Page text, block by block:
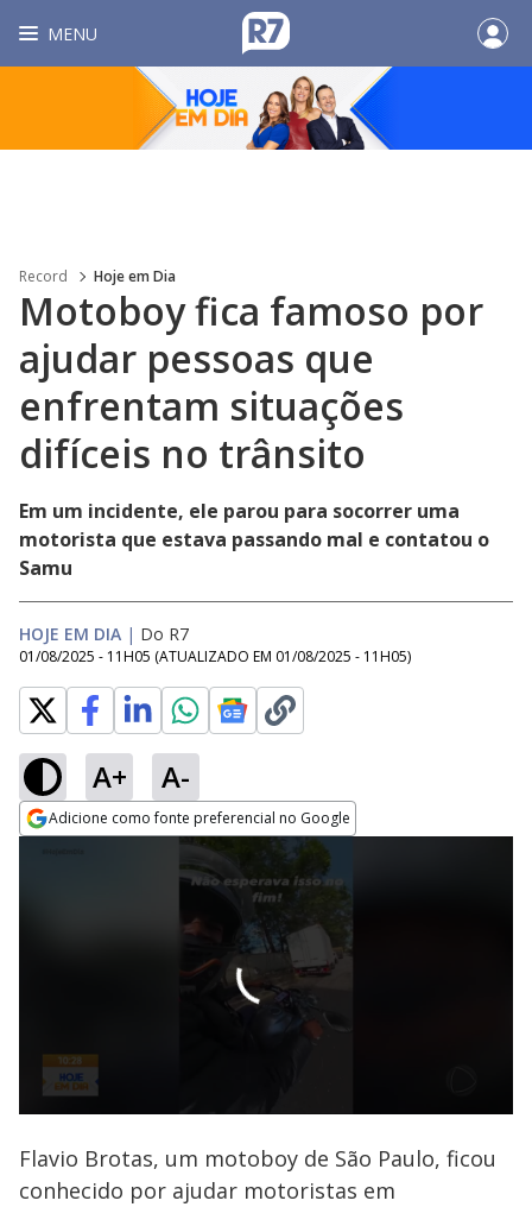
MENU
Record Hoje em Dia
Motoboy fica famoso por
ajudar pessoas que
enfrentam situações
difíceis no trânsito
Em um incidente, ele parou para socorrer uma
motorista que estava passando mal e contatou o
Samu
HOJE EM DIA | Do R7
01/08/2025 - 11H05 (ATUALIZADO EM 01/08/2025 - 11H05)
A+ A-
Adicione como fonte preferencial no Google
Opens in new window
Flavio Brotas, um motoboy de São Paulo, ficou
conhecido por ajudar motoristas em